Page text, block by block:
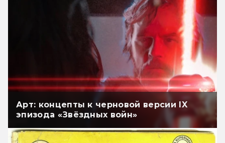
Арт: концепты к черновой версии IX
эпизода «Звёздных войн»